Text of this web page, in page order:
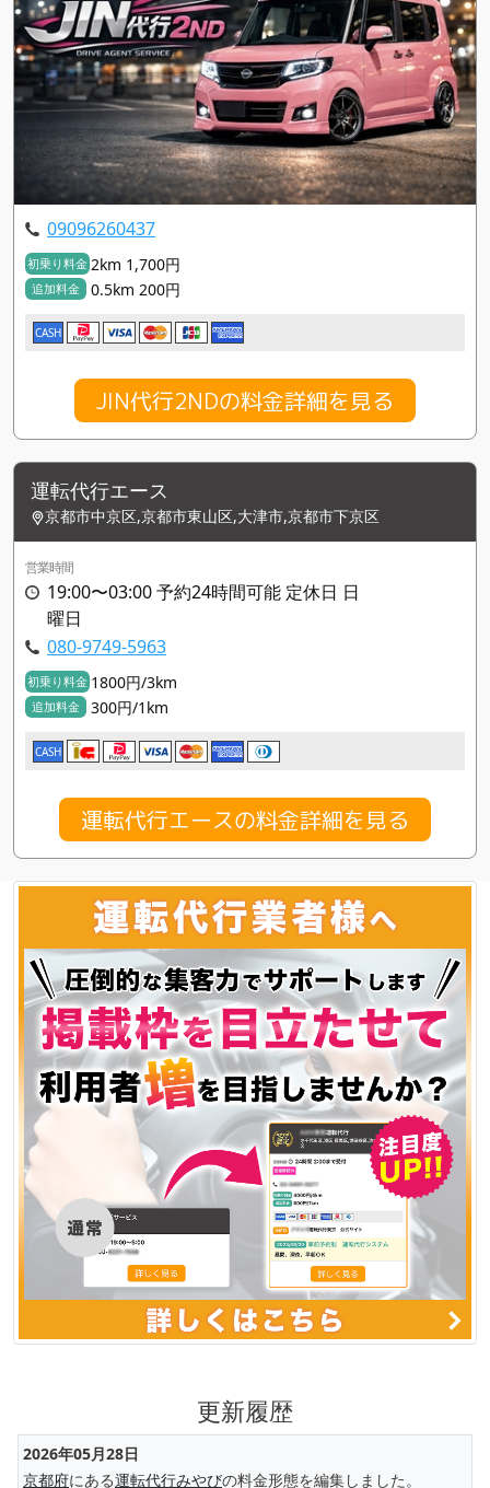
09096260437
初乗り料金 2km 1,700円
追加料金 0.5km 200円
CASH
JIN代行2NDの料金詳細を見る
運転代行エース
京都市中京区,京都市東山区,大津市,京都市下京区
営業時間
19:00〜03:00 予約24時間可能 定休日 日
曜日
080-9749-5963
初乗り料金 1800円/3km
追加料金 300円/1km
CASH
運転代行エースの料金詳細を見る
更新履歴
2026年05月28日
京都府にある運転代行みやびの料金形態を編集しました。